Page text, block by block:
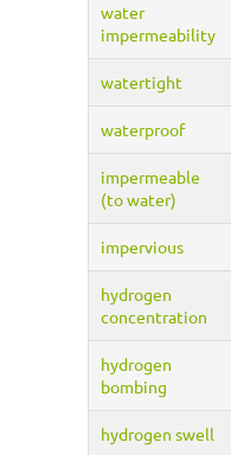
water
impermeability
watertight
waterproof
impermeable
(to water)
impervious
hydrogen
concentration
hydrogen
bombing
hydrogen swell